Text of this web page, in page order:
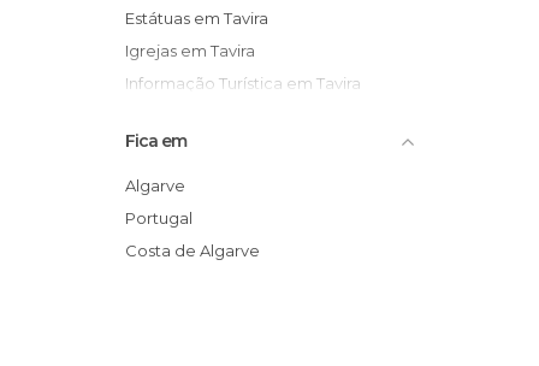
Estátuas em Tavira
Igrejas em Tavira
Informação Turística em Tavira
Lojas em Tavira
Mercados em Tavira
Monumentos Históricos em Tavira
Praças em Tavira
Fica em
Algarve
Portugal
Costa de Algarve